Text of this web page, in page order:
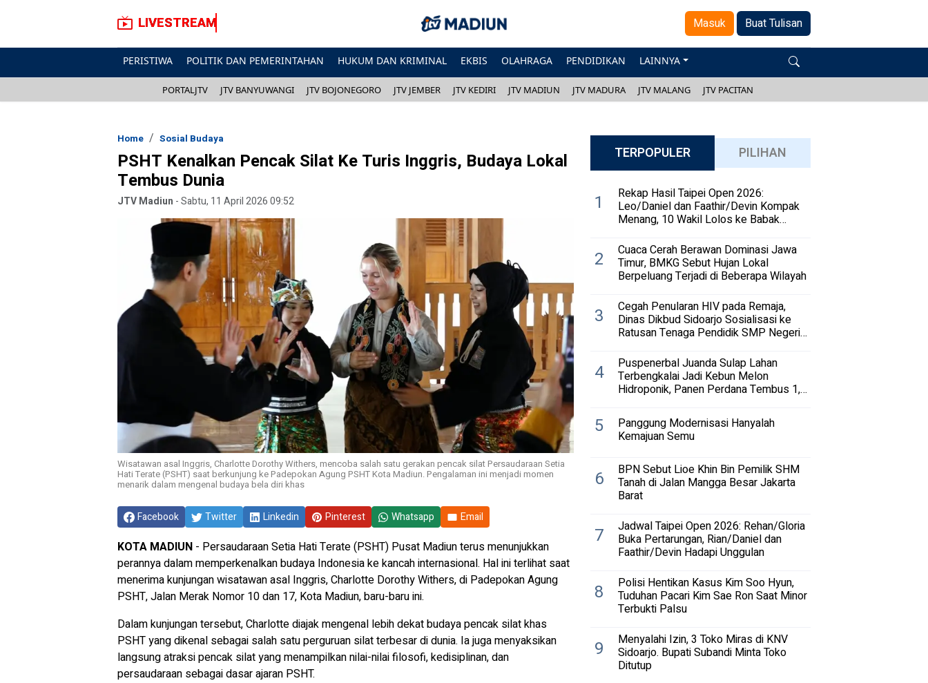
LIVESTREAM Masuk Buat Tulisan
PERISTIWA POLITIK DAN PEMERINTAHAN HUKUM DAN KRIMINAL EKBIS OLAHRAGA PENDIDIKAN LAINNYA
PORTALJTV JTV BANYUWANGI JTV BOJONEGORO JTV JEMBER JTV KEDIRI JTV MADIUN JTV MADURA JTV MALANG JTV PACITAN
Home Sosial Budaya
PSHT Kenalkan Pencak Silat Ke Turis Inggris, Budaya Lokal
Tembus Dunia
JTV Madiun -Sabtu, 11 April 2026 09:52
Wisatawan asal Inggris, Charlotte Dorothy Withers, mencoba salah satu gerakan pencak silat Persaudaraan Setia
Hati Terate (PSHT) saat berkunjung ke Padepokan Agung PSHT Kota Madiun. Pengalaman ini menjadi momen
menarik dalam mengenal budaya bela diri khas
Facebook Twitter Linkedin Pinterest Whatsapp Email
KOTA MADIUN - Persaudaraan Setia Hati Terate (PSHT) Pusat Madiun terus menunjukkan
perannya dalam memperkenalkan budaya Indonesia ke kancah internasional. Hal ini terlihat saat
menerima kunjungan wisatawan asal Inggris, Charlotte Dorothy Withers, di Padepokan Agung
PSHT, Jalan Merak Nomor 10 dan 17, Kota Madiun, baru-baru ini.
Dalam kunjungan tersebut, Charlotte diajak mengenal lebih dekat budaya pencak silat khas
PSHT yang dikenal sebagai salah satu perguruan silat terbesar di dunia. Ia juga menyaksikan
langsung atraksi pencak silat yang menampilkan nilai-nilai filosofi, kedisiplinan, dan
persaudaraan sebagai dasar ajaran PSHT.
TERPOPULER PILIHAN
1 Rekap Hasil Taipei Open 2026:
Leo/Daniel dan Faathir/Devin Kompak
Menang, 10 Wakil Lolos ke Babak
2 Cuaca Cerah Berawan Dominasi Jawa
Timur, BMKG Sebut Hujan Lokal
Berpeluang Terjadi di Beberapa Wilayah
3 Cegah Penularan HIV pada Remaja,
Dinas Dikbud Sidoarjo Sosialisasi ke
Ratusan Tenaga Pendidik SMP Negeri
4 Puspenerbal Juanda Sulap Lahan
Terbengkalai Jadi Kebun Melon
Hidroponik, Panen Perdana Tembus 1,5
5 Panggung Modernisasi Hanyalah
Kemajuan Semu
6 BPN Sebut Lioe Khin Bin Pemilik SHM
Tanah di Jalan Mangga Besar Jakarta
Barat
7 Jadwal Taipei Open 2026: Rehan/Gloria
Buka Pertarungan, Rian/Daniel dan
Faathir/Devin Hadapi Unggulan
8 Polisi Hentikan Kasus Kim Soo Hyun,
Tuduhan Pacari Kim Sae Ron Saat Minor
Terbukti Palsu
9 Menyalahi Izin, 3 Toko Miras di KNV
Sidoarjo. Bupati Subandi Minta Toko
Ditutup